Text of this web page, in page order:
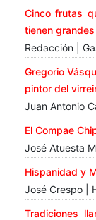
Cinco frutas
tienen
Redacción |
Gregorio
pintor del
Juan Antonio
El Compae
José Atuesta
Hispanidad y
José Crespo |
Tradiciones